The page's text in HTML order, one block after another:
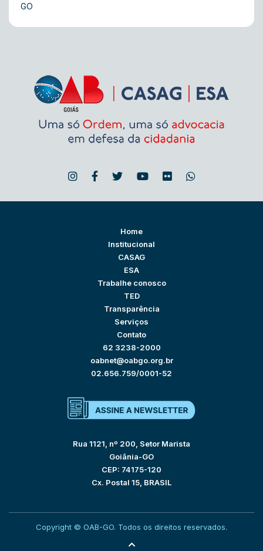
GO
Home
Institucional
CASAG
ESA
Trabalhe conosco
TED
Transparência
Serviços
Contato
62 3238-2000
oabnet@oabgo.org.br
02.656.759/0001-52
Rua 1121, nº 200, Setor Marista
Goiânia-GO
CEP: 74175-120
Cx. Postal 15, BRASIL
Copyright © OAB-GO. Todos os direitos reservados.